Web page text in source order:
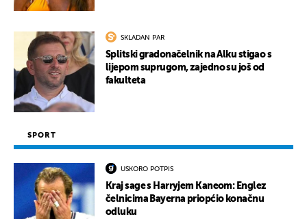
SKLADAN PAR
Splitski gradonačelnik na Alku stigao s
lijepom suprugom, zajedno su još od
fakulteta
SPORT
USKORO POTPIS
Kraj sage s Harryjem Kaneom: Englez
čelnicima Bayerna priopćio konačnu
odluku